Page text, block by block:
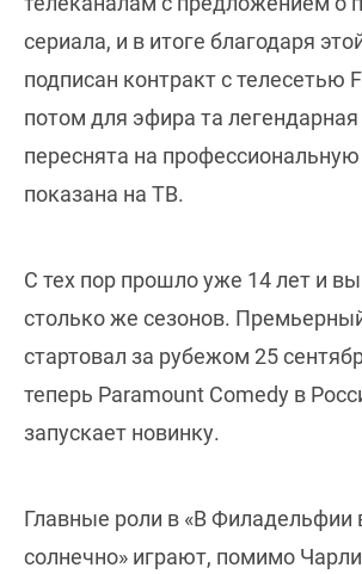
сериала, и в итоге благодаря
подписан контракт с телесетью
потом для эфира та
переснята на
показана на ТВ.
С тех пор прошло уже 14 лет и
столько же сезонов.
стартовал за рубежом 25
теперь Paramount Comedy в
запускает новинку.
Главные роли в «В Филадельфии
солнечно» играют, помимо